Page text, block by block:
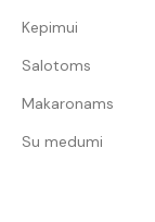
Kepimui
Salotoms
Makaronams
Su medumi